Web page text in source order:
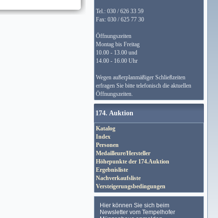
Tel.: 030 / 626 33 59
Fax: 030 / 625 77 30
Öffnungszeiten
Montag bis Freitag
10.00 - 13.00 und
14.00 - 16.00 Uhr
Wegen außerplanmäßiger Schließzeiten
erfragen Sie bitte telefonisch die aktuellen
Öffnungszeiten.
174. Auktion
Katalog
Index
Personen
Medailleure/Hersteller
Höhepunkte der 174.Auktion
Ergebnisliste
Nachverkaufsliste
Versteigerungsbedingungen